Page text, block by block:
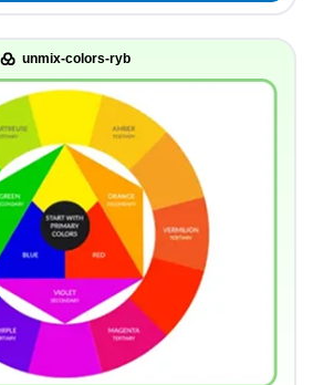
unmix-colors-ryb